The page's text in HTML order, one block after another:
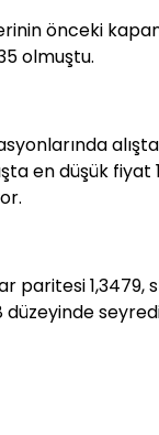
önceki
olmuştu.
en düşük fiyat
paritesi
düzeyinde